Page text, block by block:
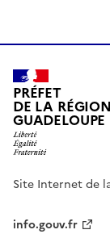
PRÉFET
DE LA RÉGION
GUADELOUPE
Site Internet de
info.gouv.fr